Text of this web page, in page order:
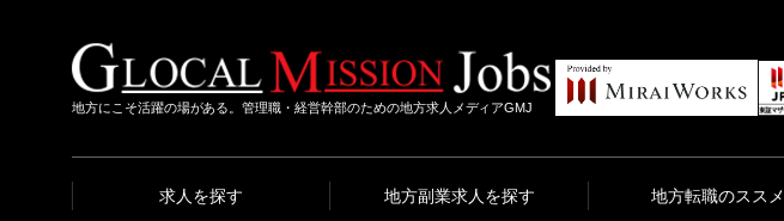
地方にこそ活躍の場がある。管理職・経営幹部のための地方求人メディアGMJ
求人を探す 地方副業求人を探す 地方転職のススメ